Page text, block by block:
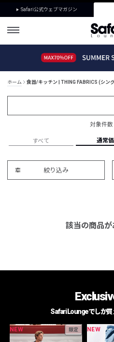
Safari公式ウェブマガジン
ホーム 食器/キッチン | THING FABRICS (シン
対象件
すべて 通常
絞り込み
該当の商品
Safari Loungeでしか
NEW 限定 NEW